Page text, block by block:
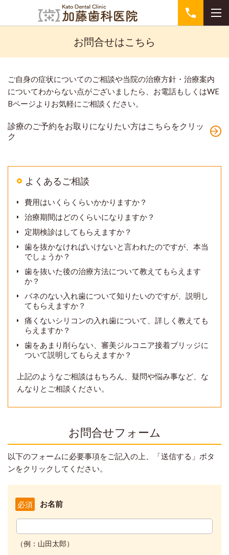
お問合せはこちら
ご自身の症状についてのご相談や当院の治療方針・治療案内
についてわからない点がございましたら、お電話もしくはWE
Bページよりお気軽にご相談ください。
診療のご予約をお取りになりたい方はこちらをクリッ
ク
よくあるご相談
費用はいくらくらいかかりますか？
治療期間はどのくらいになりますか？
定期検診はしてもらえますか？
歯を抜かなければいけないと言われたのですが、本当
でしょうか？
歯を抜いた後の治療方法について教えてもらえます
か？
バネのない入れ歯について知りたいのですが、説明し
てもらえますか？
痛くないシリコンの入れ歯について、詳しく教えても
らえますか？
歯をあまり削らない、審美ジルコニア接着ブリッジに
ついて説明してもらえますか？
上記のようなご相談はもちろん、疑問や悩み事など、な
んなりとご相談ください。
お問合せフォーム
以下のフォームに必要事項をご記入の上、「送信する」ボタ
ンをクリックしてください。
お名前
必須
（例：山田太郎）